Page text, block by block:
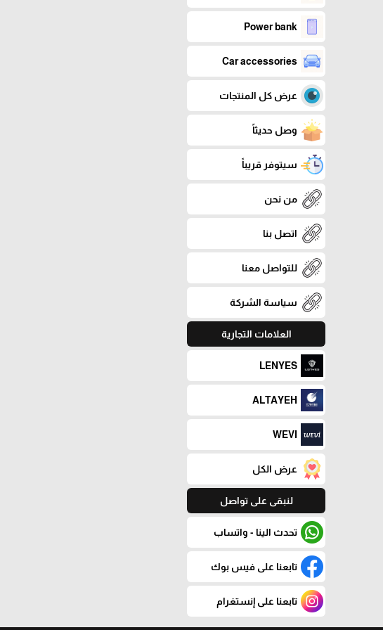
Power bank
Car accessories
عرض كل المنتجات
وصل حديثاً
سيتوفر قريباً
من نحن
اتصل بنا
للتواصل معنا
سياسة الشركة
العلامات التجارية
LENYES
ALTAYEH
WEVI
عرض الكل
لنبقى على تواصل
تحدث الينا - واتساب
تابعنا على فيس بوك
تابعنا على إنستغرام